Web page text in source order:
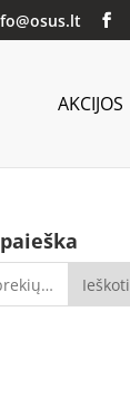
AKCIJOS
Ieškoti